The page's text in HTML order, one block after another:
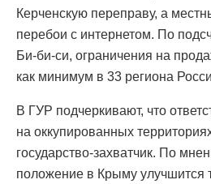
Керченскую переправу, а
перебои с интернетом. По
Би-би-си, ограничения на
как минимум в 33 региона
В ГУР подчеркивают, что
на оккупированных
государство-захватчик. По
положение в Крыму улучшится